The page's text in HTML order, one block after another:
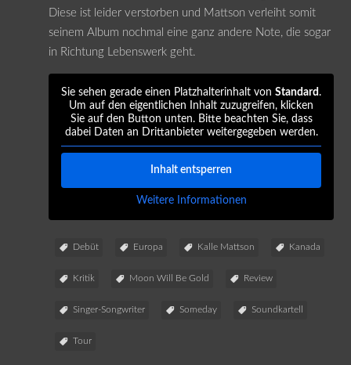
Diese ist leider verstorben und Mattson verleiht somit
seinem Album nochmal eine ganz andere Note, die sogar
in Richtung Lebenswerk geht.
Sie sehen gerade einen Platzhalterinhalt von Standard .
Um auf den eigentlichen Inhalt zuzugreifen, klicken
Sie auf den Button unten. Bitte beachten Sie, dass
dabei Daten an Drittanbieter weitergegeben werden.
Inhalt entsperren
Weitere Informationen
Debüt Europa Kalle Mattson Kanada
Kritik Moon Will Be Gold Review
Singer-Songwriter Someday Soundkartell
Tour